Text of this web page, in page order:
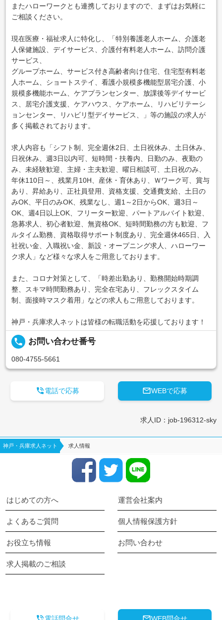
またハローワークとも連携しておりますので、まずはお気軽に
ご相談ください。
現在医療・福祉求人に特化し、「特別養護老人ホーム、介護老
人保健施設、デイサービス、介護付有料老人ホーム、訪問介護
サービス、
グループホーム、サービス付き高齢者向け住宅、住宅型有料老
人ホーム、ショートステイ、看護小規模多機能型居宅介護、小
規模多機能ホーム、ケアプランセンター、放課後等デイサービ
ス、居宅介護支援、ケアハウス、ケアホーム、リハビリテーシ
ョンセンター、リハビリ型デイサービス、」等の施設の求人が
多く掲載されております。
求人内容も「シフト制、完全週休2日、土日祝休み、土日休み、
日祝休み、週3日以内可、短時間・扶養内、日勤のみ、夜勤の
み、未経験歓迎、主婦・主夫歓迎、曜日相談可、土日祝のみ、
年休110日～、残業月10H、産休・育休あり、Ｗワーク可、賞与
あり、昇給あり、正社員登用、資格支援、交通費支給、土日の
みOK、平日のみOK、残業なし、週1～2日からOK、週3日～
OK、週4日以上OK、フリーター歓迎、パートアルバイト歓迎、
急募求人、初心者歓迎、無資格OK、短時間勤務の方も歓迎、フ
ルタイム勤務、資格取得サポート制度あり、完全週休465日、入
社祝い金、入職祝い金、新設・オープニング求人、ハローワー
ク求人」など様々な求人をご用意しております。
また、コロナ対策として、「時差出勤あり、勤務開始時期調
整、スキマ時間勤務あり、完全在宅あり、フレックスタイム
制、面接時マスク着用」などの求人もご用意しております。
神戸・兵庫求人ネットは皆様の転職活動を応援しております！
local_phone お問い合わせ番号
080-4755-5661
WEBで応募
電話で応募
求人ID：job-196312-sky
神戸・兵庫求人ネット 求人情報
はじめての方へ 運営会社案内
よくあるご質問 個人情報保護方針
お役立ち情報 お問い合わせ
求人掲載のご相談